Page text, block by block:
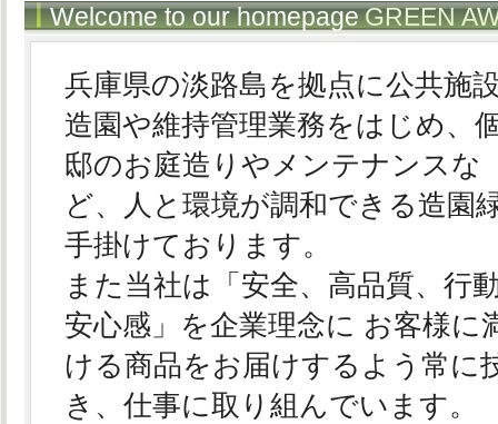
Welcome to our homepageGREEN
兵庫県の淡路島を拠点に公共施
造園や維持管理業務をはじめ、
邸のお庭造りやメンテナンスな
ど、人と環境が調和できる造園
手掛けております。
また当社は「安全、高品質、行
安心感」を企業理念に お客様に
ける商品をお届けするよう常に
き、仕事に取り組んでいます。